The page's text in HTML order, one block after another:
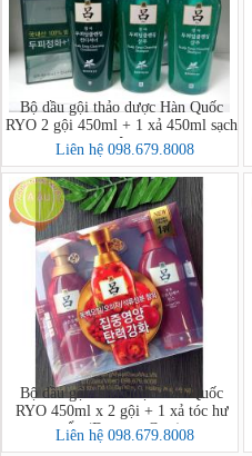
Bộ dầu gội thảo dược Hàn Quốc
RYO 2 gội 450ml + 1 xả 450ml sạch
sâu
Liên hệ 098.679.8008
Bộ dầu gội thảo dược Hàn Quốc
RYO 450ml x 2 gội + 1 xả tóc hư
tổn (Damage Care)
Liên hệ 098.679.8008